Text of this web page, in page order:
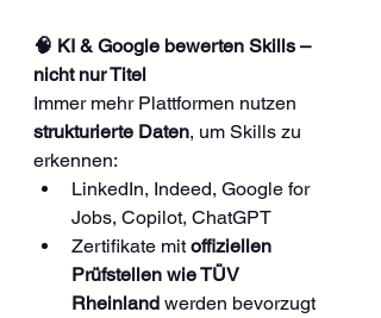
🧠 KI & Google bewerten Skills –
nicht nur Titel
Immer mehr Plattformen nutzen
strukturierte Daten, um Skills zu
erkennen:
LinkedIn, Indeed, Google for
Jobs, Copilot, ChatGPT
Zertifikate mit offiziellen
Prüfstellen wie TÜV
Rheinland werden bevorzugt